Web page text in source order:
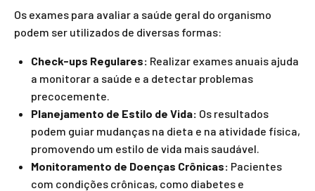
Os exames para avaliar a saúde geral do organismo
podem ser utilizados de diversas formas:
Check-ups Regulares: Realizar exames anuais ajuda
a monitorar a saúde e a detectar problemas
precocemente.
Planejamento de Estilo de Vida: Os resultados
podem guiar mudanças na dieta e na atividade física,
promovendo um estilo de vida mais saudável.
Monitoramento de Doenças Crônicas: Pacientes
com condições crônicas, como diabetes e